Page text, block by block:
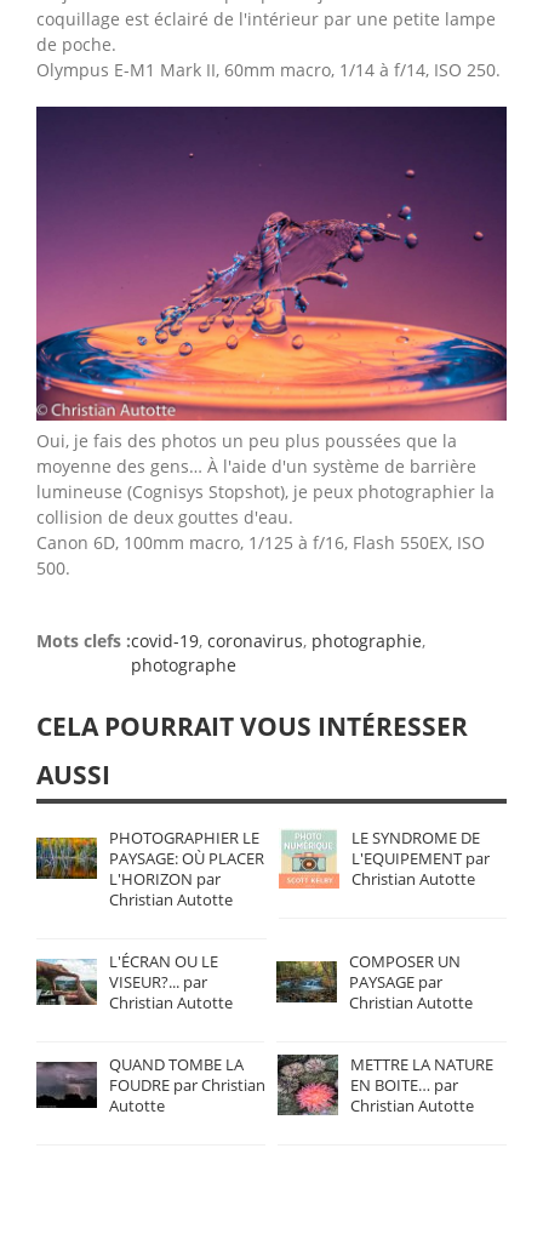
coquillage est éclairé de l'intérieur par une petite lampe
de poche.
Olympus E-M1 Mark II, 60mm macro, 1/14 à f/14, ISO 250.
Oui, je fais des photos un peu plus poussées que la
moyenne des gens… À l'aide d'un système de barrière
lumineuse (Cognisys Stopshot), je peux photographier la
collision de deux gouttes d'eau.
Canon 6D, 100mm macro, 1/125 à f/16, Flash 550EX, ISO
500.
Mots clefs :covid-19, coronavirus, photographie,
photographe
CELA POURRAIT VOUS INTÉRESSER
AUSSI
PHOTOGRAPHIER LE
PAYSAGE: OÙ PLACER
L'HORIZON par
Christian Autotte
LE SYNDROME DE
L'EQUIPEMENT par
Christian Autotte
L'ÉCRAN OU LE
VISEUR?... par
Christian Autotte
COMPOSER UN
PAYSAGE par
Christian Autotte
QUAND TOMBE LA
FOUDRE par Christian
Autotte
METTRE LA NATURE
EN BOITE… par
Christian Autotte